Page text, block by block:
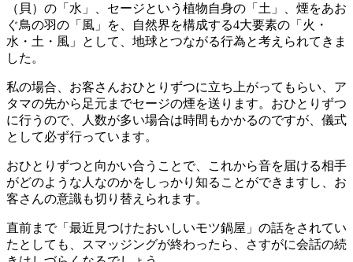
（貝）の「水」、セージという植物自身の「土」、煙をあお
ぐ鳥の羽の「風」を、自然界を構成する4大要素の「火・
水・土・風」として、地球とつながる行為と考えられてきま
した。
私の場合、お客さんおひとりずつに立ち上がってもらい、ア
タマの先から足元までセージの煙を送ります。おひとりずつ
に行うので、人数が多い場合は時間もかかるのですが、儀式
として必ず行っています。
おひとりずつと向かい合うことで、これから音を届ける相手
がどのような人なのかをしっかり知ることができますし、お
客さんの意識も切り替えられます。
直前まで「最近見つけたおいしいモツ鍋屋」の話をされてい
たとしても、スマッジングが終わったら、さすがに会話の続